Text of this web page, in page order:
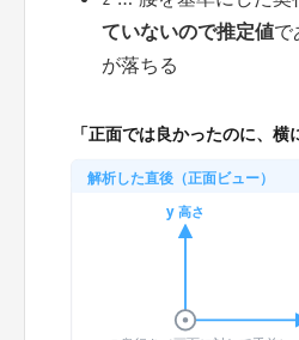
ていないので推定値で
が落ちる